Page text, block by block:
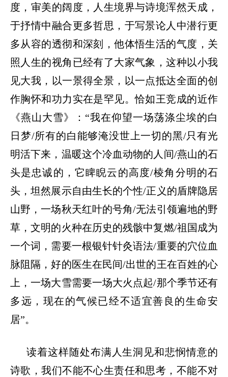
度，审美的阔度，人生境界与诗境浑然天成，
于抒情中融合更多哲思，于写景论人中潜行更
多从容的透彻和深刻，他体悟生活的气度，关
照人生的视角已经有了大家气象，这种以小我
见大我，以一景得全景，以一点抵达全面的创
作胸怀和功力实在是罕见。恰如王竞成的近作
《燕山大雪》： “我在仰望一场荡涤尘埃的白
日梦/所有的白能够淹没世上一切的黑/只有光
明活下来，温暖这个冷血动物的人间/燕山的石
头是忠诚的，它睥睨云的高度/棱角分明的石
头，坦然展示自由生长的个性/正义的盾牌隐居
山野，一场秋天红叶的号角/无法引领遍地的野
草，文明的火种在历史的残骸中复燃/祖国成为
一个词，需要一根银针针灸语法/重要的穴位血
脉阻隔，好的医生在民间/出世的王在百姓的心
上，一场大雪需要一场大火点起/那个季节还有
多远，现在的气候已经不适宜善良的生命安
居”。
读着这样随处布满人生洞见和悲悯情意的
诗歌，我们不能不心生责任和思考，不能不对